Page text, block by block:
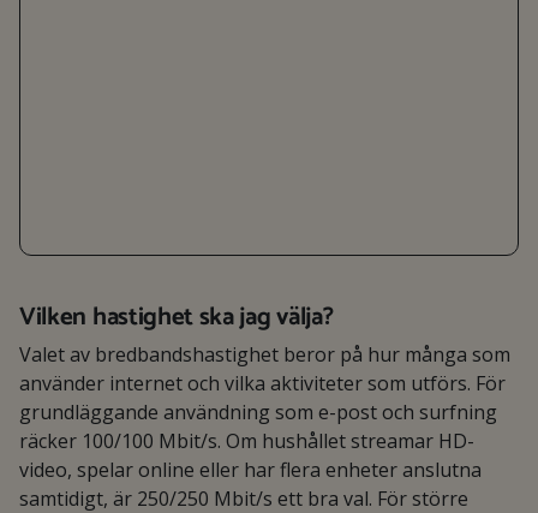
Vilken hastighet ska jag välja?
Valet av bredbandshastighet beror på hur många som
använder internet och vilka aktiviteter som utförs. För
grundläggande användning som e-post och surfning
räcker 100/100 Mbit/s. Om hushållet streamar HD-
video, spelar online eller har flera enheter anslutna
samtidigt, är 250/250 Mbit/s ett bra val. För större